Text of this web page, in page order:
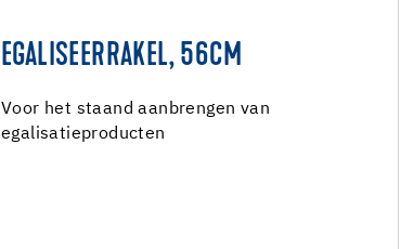
EGALISEERRAKEL, 56CM
Voor het staand aanbrengen van
egalisatieproducten